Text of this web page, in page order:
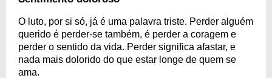
O luto, por si só, já é uma palavra triste. Perder alguém
querido é perder-se também, é perder a coragem e
perder o sentido da vida. Perder significa afastar, e
nada mais dolorido do que estar longe de quem se
ama.